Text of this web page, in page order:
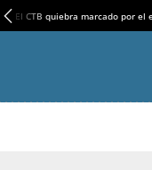
El CTB quiebra marcado por el